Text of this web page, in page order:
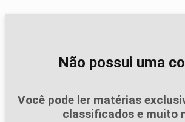
Não possui uma
Você pode ler matérias
classificados e muito